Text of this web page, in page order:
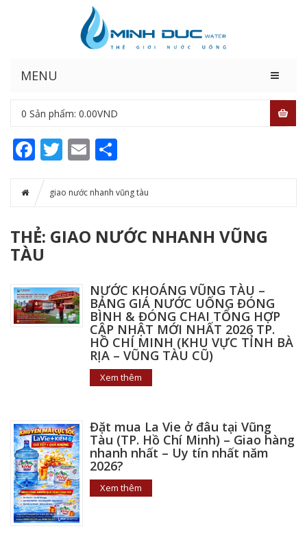
MENU
0 Sản phẩm: 0.00VND
Facebook
Twitter
Email
giao nước nhanh vũng tàu
THẺ: GIAO NƯỚC NHANH VŨNG
TÀU
NƯỚC KHOÁNG VŨNG TÀU –
BẢNG GIÁ NƯỚC UỐNG ĐÓNG
BÌNH & ĐÓNG CHAI TỔNG HỢP
CẬP NHẬT MỚI NHẤT 2026 TP.
HỒ CHÍ MINH (KHU VỰC TỈNH BÀ
RỊA – VŨNG TÀU CŨ)
Xem thêm
Đặt mua La Vie ở đâu tại Vũng
Tàu (TP. Hồ Chí Minh) – Giao hàng
nhanh nhất – Uy tín nhất năm
2026?
Xem thêm